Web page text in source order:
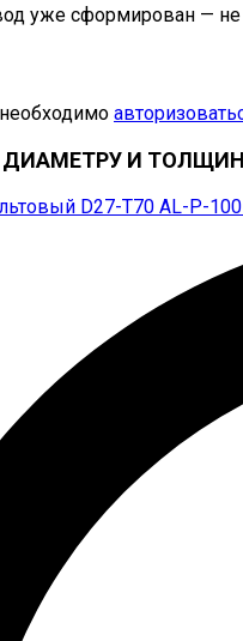
уже сформирован —
И